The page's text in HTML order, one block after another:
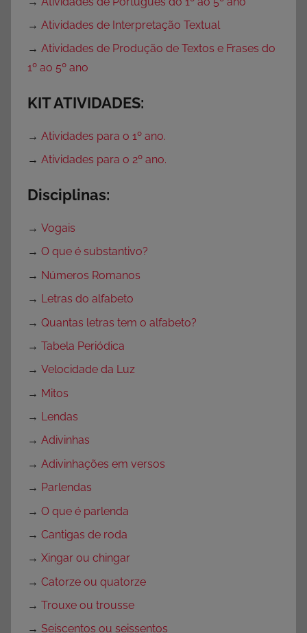
→ Atividades de Interpretação Textual
→ Atividades de Produção de Textos e Frases do
1º ao 5º ano
KIT ATIVIDADES:
→ Atividades para o 1º ano.
→ Atividades para o 2º ano.
Disciplinas:
→ Vogais
→ O que é substantivo?
→ Números Romanos
→ Letras do alfabeto
→ Quantas letras tem o alfabeto?
→ Tabela Periódica
→ Velocidade da Luz
→ Mitos
→ Lendas
→ Adivinhas
→ Adivinhações em versos
→ Parlendas
→ O que é parlenda
→ Cantigas de roda
→ Xingar ou chingar
→ Catorze ou quatorze
→ Trouxe ou trousse
→ Seiscentos ou seissentos